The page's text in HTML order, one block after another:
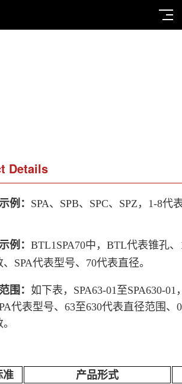
Details
例： SPA、SPB、SPC、SPZ，1-8代
例： BTL1SPA70中，BTL代表锥孔、
、SPA代表型号、70代表直径。
围： 如下表，SPA63-01至SPA630-01
代表型号、63至630代表直径范围、
准 产品形式